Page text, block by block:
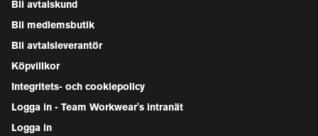
Bli avtalskund
Bli medlemsbutik
Bli avtalsleverantör
Köpvillkor
Integritets- och cookiepolicy
Logga in - Team Workwear's intranät
Logga in